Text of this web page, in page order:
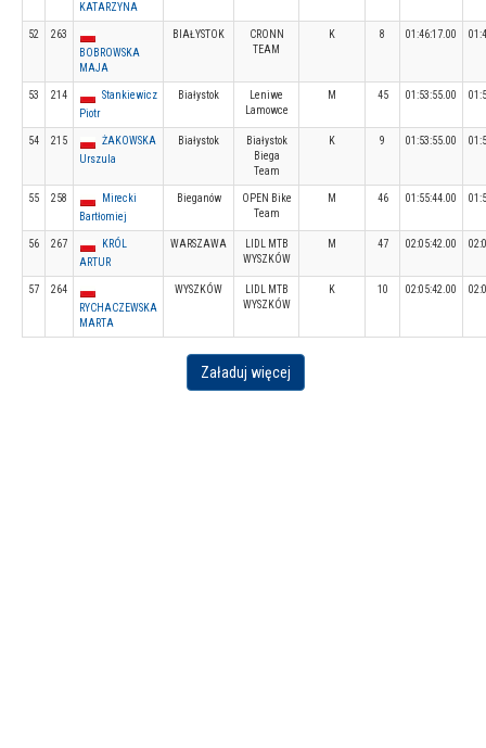
KATARZYNA
52
263
BOBROWSKA
MAJA
BIAŁYSTOK
CRONN
TEAM
K 8 01:46:17.00
53 214
Stankiewicz
Piotr
Białystok
Leniwe
Lamowce
M 45 01:53:55.00
54 215
ŻAKOWSKA
Urszula
Białystok
Białystok
Biega
Team
K 9 01:53:55.00
55 258
Mirecki
Bartłomiej
Bieganów
OPEN Bike
Team
M 46 01:55:44.00
56 267
KRÓL
ARTUR
WARSZAWA
LIDL MTB
WYSZKÓW
M 47 02:05:42.00
57
264
RYCHACZEWSKA
MARTA
WYSZKÓW
LIDL MTB
WYSZKÓW
K 10 02:05:42.00
Załaduj więcej